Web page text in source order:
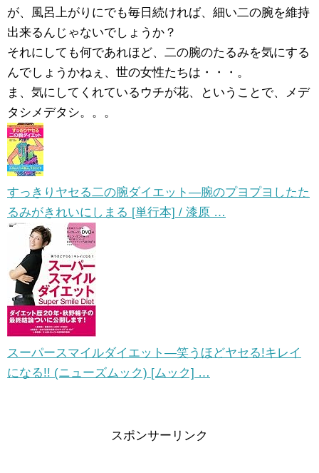
が、風呂上がりにでも毎日続ければ、細い二の腕を維持
出来るんじゃないでしょうか？
それにしても何であれほど、二の腕のたるみを気にする
んでしょうかねぇ、世の女性たちは・・・。
ま、気にしてくれているウチが花、ということで、メデ
タシメデタシ。。。
すっきりヤセる二の腕ダイエット―腕のプヨプヨしたた
るみがきれいにしまる [単行本] / 漆原 …
スーパースマイルダイエット―笑うほどヤセる!キレイ
になる!! (ニューズムック) [ムック] …
スポンサーリンク